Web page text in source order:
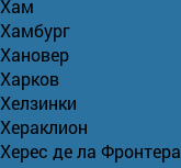
Хам
Хамбург
Хановер
Харков
Хелзинки
Хераклион
Херес де ла Фронтера